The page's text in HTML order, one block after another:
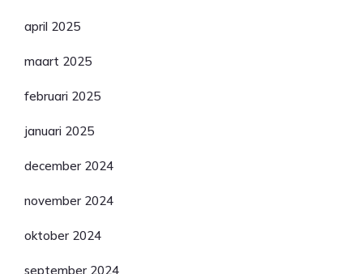
april 2025
maart 2025
februari 2025
januari 2025
december 2024
november 2024
oktober 2024
september 2024